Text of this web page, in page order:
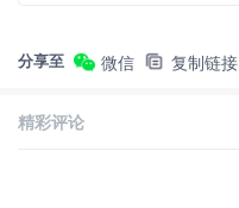
分享至 微信 复制链接
精彩评论